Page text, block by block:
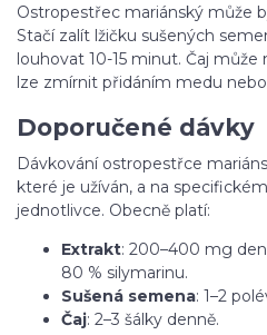
Ostropestřec mariánský může
Stačí zalít lžičku sušených
louhovat 10-15 minut. Čaj
lze zmírnit přidáním medu
Doporučené dávky
Dávkování ostropestřce
které je užíván, a na
jednotlivce. Obecně platí:
Extrakt: 200–400 mg
80 % silymarinu.
Sušená semena: 1–2
Čaj: 2–3 šálky denně.